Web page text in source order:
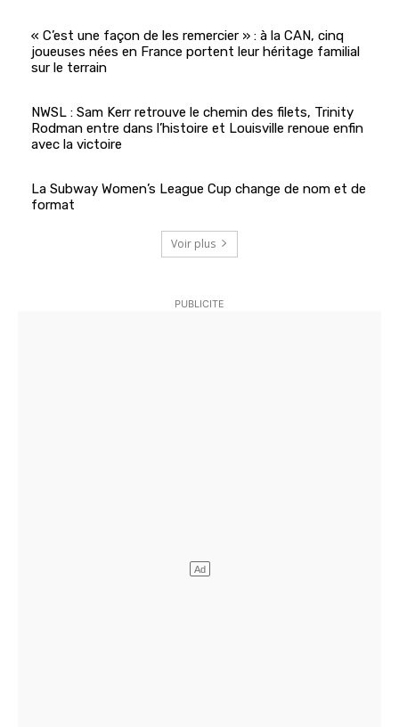
« C’est une façon de les remercier » : à la CAN, cinq
joueuses nées en France portent leur héritage familial
sur le terrain
NWSL : Sam Kerr retrouve le chemin des filets, Trinity
Rodman entre dans l’histoire et Louisville renoue enfin
avec la victoire
La Subway Women’s League Cup change de nom et de
format
Voir plus